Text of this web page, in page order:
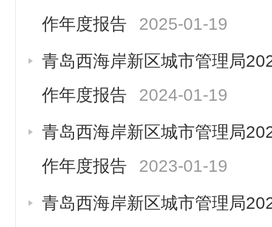
作年度报告
2025-01-19
青岛西海岸新区城市管理局
作年度报告
2024-01-19
青岛西海岸新区城市管理局
作年度报告
2023-01-19
青岛西海岸新区城市管理局